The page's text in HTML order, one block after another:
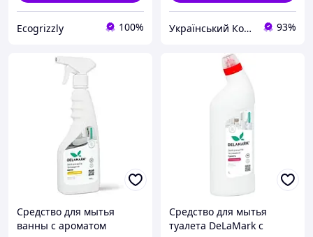
Ecogrizzly 100% Український Кошик 93%
Средство для мытья
ванны с ароматом
Средство для мытья
туалета DeLaMark с